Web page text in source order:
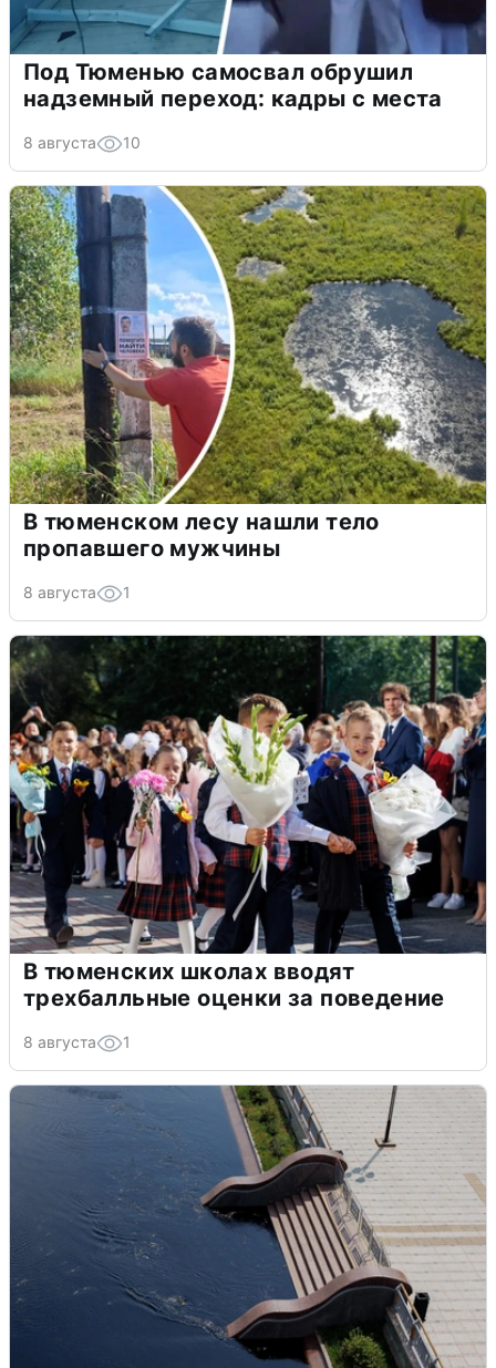
Под Тюменью самосвал обрушил
надземный переход: кадры с места
8 августа 10
В тюменском лесу нашли тело
пропавшего мужчины
8 августа 1
В тюменских школах вводят
трехбалльные оценки за поведение
8 августа 1